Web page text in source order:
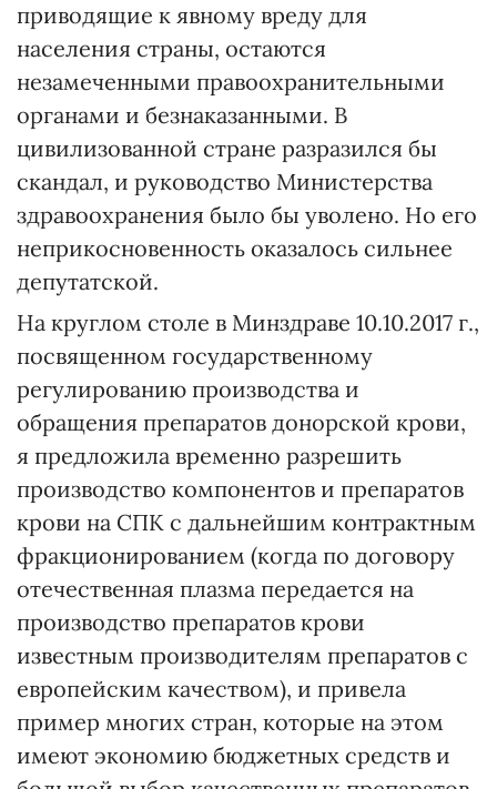
приводящие к явному вреду для
населения страны, остаются
незамеченными правоохранительными
органами и безнаказанными. В
цивилизованной стране разразился бы
скандал, и руководство Министерства
здравоохранения было бы уволено. Но его
неприкосновенность оказалось сильнее
депутатской.
На круглом столе в Минздраве 10.10.2017 г.,
посвященном государственному
регулированию производства и
обращения препаратов донорской крови,
я предложила временно разрешить
производство компонентов и препаратов
крови на СПК с дальнейшим контрактным
фракционированием (когда по договору
отечественная плазма передается на
производство препаратов крови
известным производителям препаратов с
европейским качеством), и привела
пример многих стран, которые на этом
имеют экономию бюджетных средств и